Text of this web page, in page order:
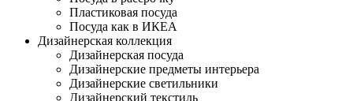
Пластиковая посуда
Посуда как в ИКЕА
Дизайнерская коллекция
Дизайнерская посуда
Дизайнерские предметы интерьера
Дизайнерские светильники
Дизайнерский текстиль